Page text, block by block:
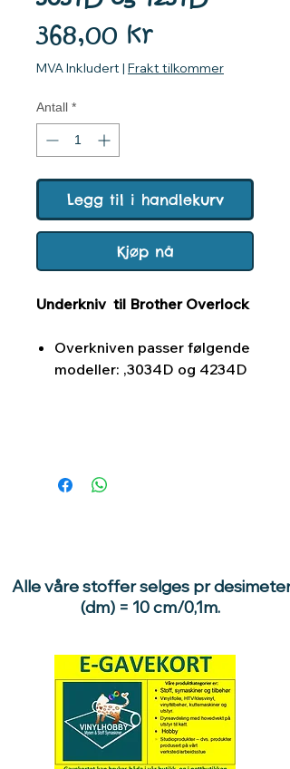
368,00 krPris
MVA Inkludert | Frakt tilkommer
Antall *
Legg til i handlekurv
Kjøp nå
Underkniv til Brother Overlock
Overkniven passer følgende
modeller: ,3034D og 4234D
Alle våre stoffer selges pr desimeter
(dm) = 10 cm/0,1m.